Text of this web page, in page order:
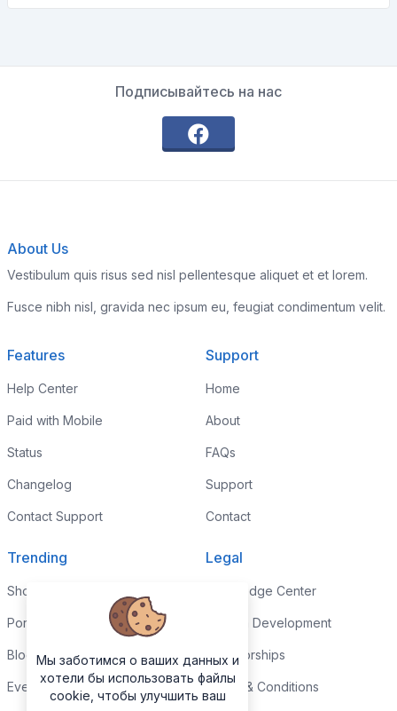
Подписывайтесь на нас
About Us
Vestibulum quis risus sed nisl pellentesque aliquet et et lorem.
Fusce nibh nisl, gravida nec ipsum eu, feugiat condimentum velit.
Features
Help Center
Paid with Mobile
Status
Changelog
Contact Support
Support
Home
About
FAQs
Support
Contact
Trending
Shop
Portfolio
Blog
Events
Legal
Knowledge Center
Custom Development
Sponsorships
Terms & Conditions
Мы заботимся о ваших данных и
хотели бы использовать файлы
cookie, чтобы улучшить ваш